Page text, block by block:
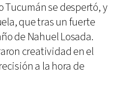
se despertó, y
que tras un fuerte
de Nahuel Losada.
creatividad en el
a la hora de